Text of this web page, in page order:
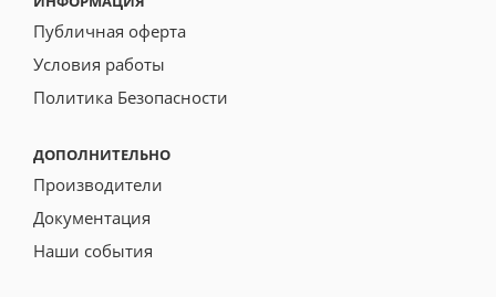
Публичная оферта
Условия работы
Политика Безопасности
ДОПОЛНИТЕЛЬНО
Производители
Документация
Наши события